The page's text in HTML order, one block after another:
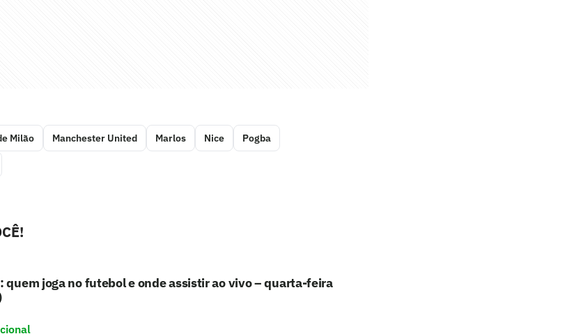
Milão Manchester United Marlos Nice Pogba
quem joga no futebol e onde assistir ao vivo – quarta-feira